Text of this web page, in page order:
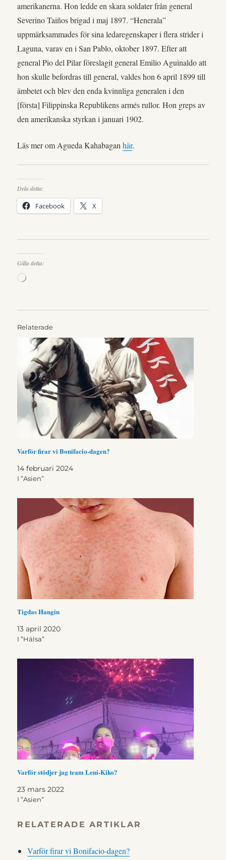
amerikanerna. Hon ledde en skara soldater från general
Severino Taiños brigad i maj 1897. “Henerala”
uppmärksammades för sina ledaregenskaper i flera strider i
Laguna, varav en i San Pablo, oktober 1897. Efter att
general Pio del Pilar föreslagit general Emilio Aguinaldo att
hon skulle befordras till general, valdes hon 6 april 1899 till
ämbetet och blev den enda kvinnliga generalen i den
[första] Filippinska Republikens armés rullor. Hon greps av
den amerikanska styrkan i januari 1902.
Läs mer om Agueda Kahabaganhär.
Dela detta:
Facebook X
Gilla detta:
Laddar
in
Relaterade
Varför firar vi Bonifacio-dagen?
14 februari 2024
I ”Asien”
Tigdas Hangin
13 april 2020
I ”Hälsa”
Varför stödjer jag team Leni-Kiko?
23 mars 2022
I ”Asien”
RELATERADE ARTIKLAR
Varför firar vi Bonifacio-dagen?